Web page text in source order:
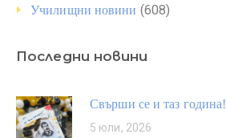
Училищни новини (608)
Последни новини
Свърши се и таз година!
5 юли, 2026